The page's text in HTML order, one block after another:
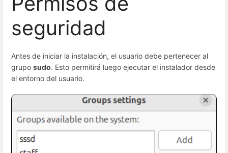
seguridad
Antes de iniciar la instalación, el usuario debe pertenecer al
grupo sudo. Esto permitirá luego ejecutar el instalador desde
el entorno del usuario.